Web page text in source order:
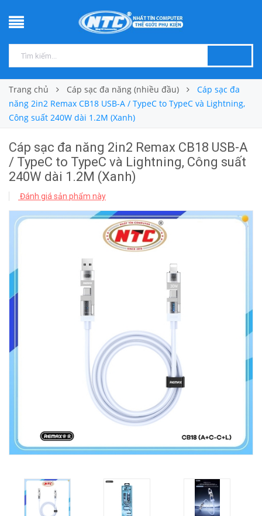
Trang chủ Cáp sạc đa năng (nhiều đầu)
Cáp sạc đa
năng 2in2 Remax CB18 USB-A / TypeC to TypeC và Lightning,
Công suất 240W dài 1.2M (Xanh)
Cáp sạc đa năng 2in2 Remax CB18 USB-A
/ TypeC to TypeC và Lightning, Công suất
240W dài 1.2M (Xanh)
Đánh giá sản phẩm này